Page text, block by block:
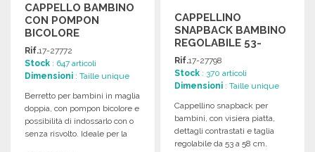
CAPPELLO BAMBINO
CON POMPON
BICOLORE
Rif.17-27772
Stock : 647 articoli
Dimensioni : Taille unique
Berretto per bambini in maglia
doppia, con pompon bicolore e
possibilità di indossarlo con o
senza risvolto. Ideale per la
CAPPELLINO
SNAPBACK BAMBINO
REGOLABILE 53-
58CM
Rif.17-27798
Stock : 370 articoli
Dimensioni : Taille unique
Cappellino snapback per
bambini, con visiera piatta,
dettagli contrastati e taglia
regolabile da 53 a 58 cm.